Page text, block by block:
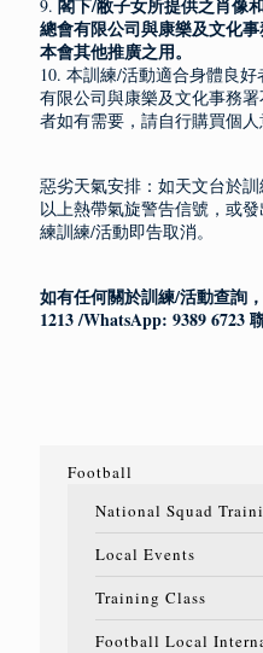
9. 閣下/敝子女所提供之肖像
總會有限公司與康樂及文化
本會其他推廣之用。
10. 本訓練/活動適合身體良
有限公司與康樂及文化事務
者如有需要，請自行購買個人
惡劣天氣安排：如天文台於
以上熱帶氣旋警告信號，或
練訓練/活動即告取消。
如有任何關於訓練/活動查詢
1213 /WhatsApp: 9389 6723
Football
National Squad
Local Events
Training Class
Football Local